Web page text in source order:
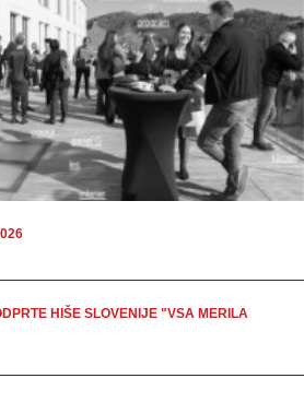
HIŠE SLOVENIJE "VSA MERILA